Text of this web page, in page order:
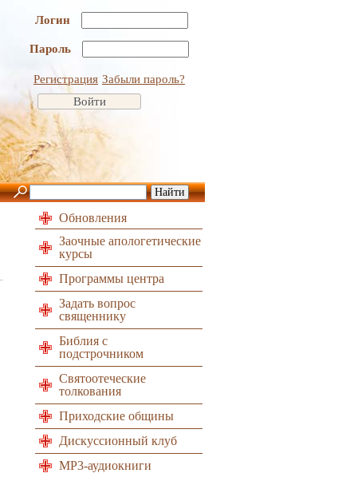
Логин
Пароль
Регистрация Забыли пароль?
Обновления
Заочные апологетические
курсы
Программы центра
Задать вопрос
священнику
Библия с
подстрочником
Святоотеческие
толкования
Приходские общины
Дискуссионный клуб
MP3-аудиокниги